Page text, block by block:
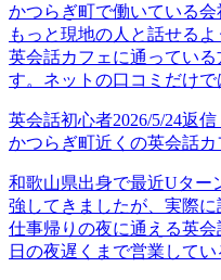
かつらぎ町で働いている会
もっと現地の人と話せる
英会話カフェに通ってい
す。ネットの口コミだけで
英会話初心者2026/5/24返信
かつらぎ町近くの英会話
和歌山県出身で最近Uター
強してきましたが、実際に
仕事帰りの夜に通える英
日の夜遅くまで営業してい